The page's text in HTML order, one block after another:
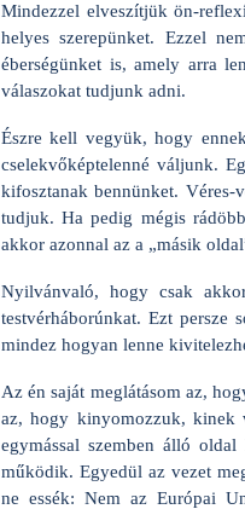
Mindezzel elveszítjük ön-
helyes szerepünket. Ezzel
éberségünket is, amely arra
válaszokat tudjunk adni.
Észre kell vegyük, hogy
cselekvőképtelenné váljunk.
kifosztanak bennünket. Véres-
tudjuk. Ha pedig mégis
akkor azonnal az a „másik
Nyilvánvaló, hogy csak
testvérháborúnkat. Ezt persze
mindez hogyan lenne
Az én saját meglátásom az,
az, hogy kinyomozzuk, kinek
egymással szemben álló
működik. Egyedül az vezet
ne essék: Nem az Európai